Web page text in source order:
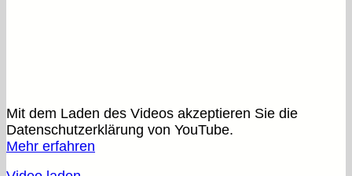
Mit dem Laden des Videos akzeptieren Sie die
Datenschutzerklärung von YouTube.
Mehr erfahren